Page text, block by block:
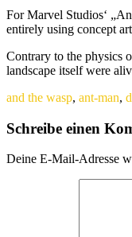
For Marvel Studios‘
entirely using concept
Contrary to the physics
landscape itself were
and the wasp, ant-man,
Schreibe einen
Deine E-Mail-Adresse